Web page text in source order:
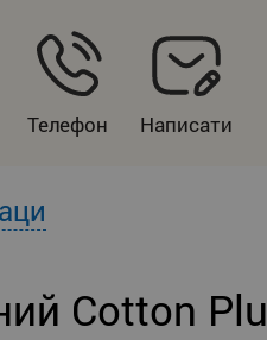
Телефон Написати
Cotton